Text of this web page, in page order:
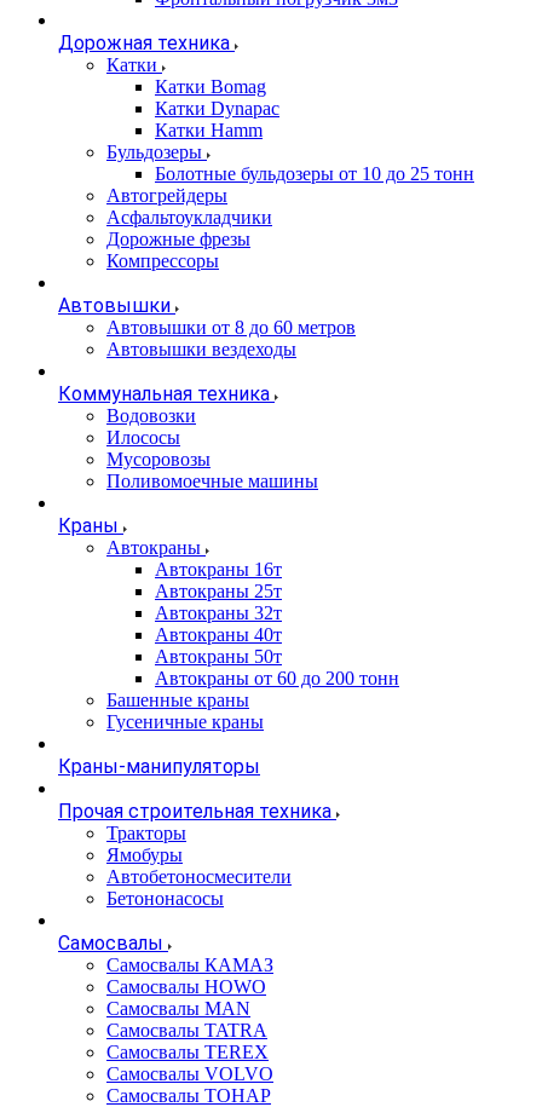
Дорожная техника
Катки
Катки Bomag
Катки Dynapac
Катки Hamm
Бульдозеры
Болотные бульдозеры от 10 до 25 тонн
Автогрейдеры
Асфальтоукладчики
Дорожные фрезы
Компрессоры
Автовышки
Автовышки от 8 до 60 метров
Автовышки вездеходы
Коммунальная техника
Водовозки
Илососы
Мусоровозы
Поливомоечные машины
Краны
Автокраны
Автокраны 16т
Автокраны 25т
Автокраны 32т
Автокраны 40т
Автокраны 50т
Автокраны от 60 до 200 тонн
Башенные краны
Гусеничные краны
Краны-манипуляторы
Прочая строительная техника
Тракторы
Ямобуры
Автобетоносмесители
Бетононасосы
Самосвалы
Самосвалы КАМАЗ
Самосвалы HOWO
Самосвалы MAN
Самосвалы TATRA
Самосвалы TEREX
Самосвалы VOLVO
Самосвалы ТОНАР